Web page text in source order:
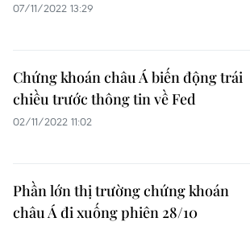
07/11/2022 13:29
Chứng khoán châu Á biến động trái
chiều trước thông tin về Fed
02/11/2022 11:02
Phần lớn thị trường chứng khoán
châu Á đi xuống phiên 28/10